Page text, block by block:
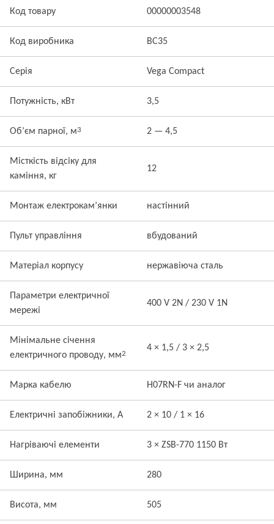
Код товару 00000003548
Код виробника BC35
Серія Vega Compact
Потужність, кВт 3,5
Об’єм парної, м3 2 — 4,5
Місткість відсіку для
каміння, кг
12
Монтаж електрокам’янки настінний
Пульт управління вбудований
Матеріал корпусу нержавіюча сталь
Параметри електричної
мережі
400 V 2N / 230 V 1N
Мінімальне січення
електричного проводу, мм2
4 × 1,5 / 3 × 2,5
Марка кабелю H07RN-F чи аналог
Електричні запобіжники, А 2 × 10 / 1 × 16
Нагріваючі елементи 3 × ZSB-770 1150 Вт
Ширина, мм 280
Висота, мм 505